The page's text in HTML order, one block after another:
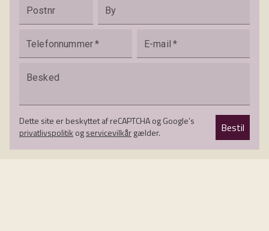
Postnr By
Telefonnummer* E-mail *
Besked
Dette site er beskyttet af reCAPTCHA og Google’s
privatlivspolitik ogservicevilkårgælder. Bestil